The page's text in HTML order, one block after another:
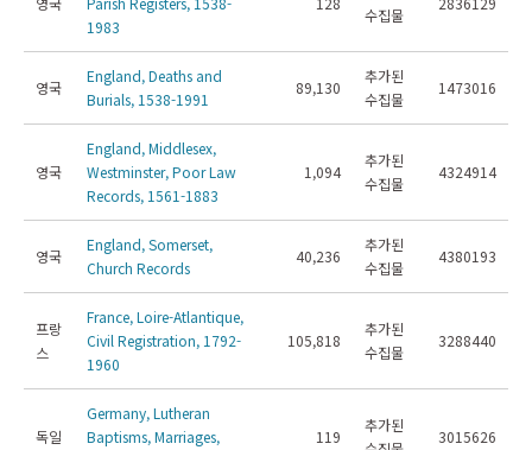
1983
수집물
영국
England, Deaths and
Burials, 1538-1991
89,130
추가된
수집물
1473016
영국
England, Middlesex,
Westminster, Poor Law
Records, 1561-1883
1,094
추가된
수집물
4324914
영국
England, Somerset,
Church Records
40,236
추가된
수집물
4380193
프랑
스
France, Loire-Atlantique,
Civil Registration, 1792-
1960
105,818
추가된
수집물
3288440
독일
Germany, Lutheran
Baptisms, Marriages,
119
추가된
3015626